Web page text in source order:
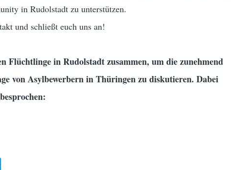
in Rudolstadt zu unterstützen.
und schließt euch uns an!
Flüchtlinge in Rudolstadt zusammen, um die zunehmend
von Asylbewerbern in Thüringen zu diskutieren. Dabei